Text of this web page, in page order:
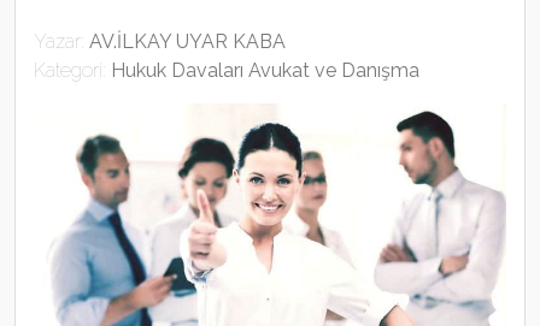
Yazar: AV.İLKAY UYAR KABA
Kategori: Hukuk Davaları Avukat ve Danışma